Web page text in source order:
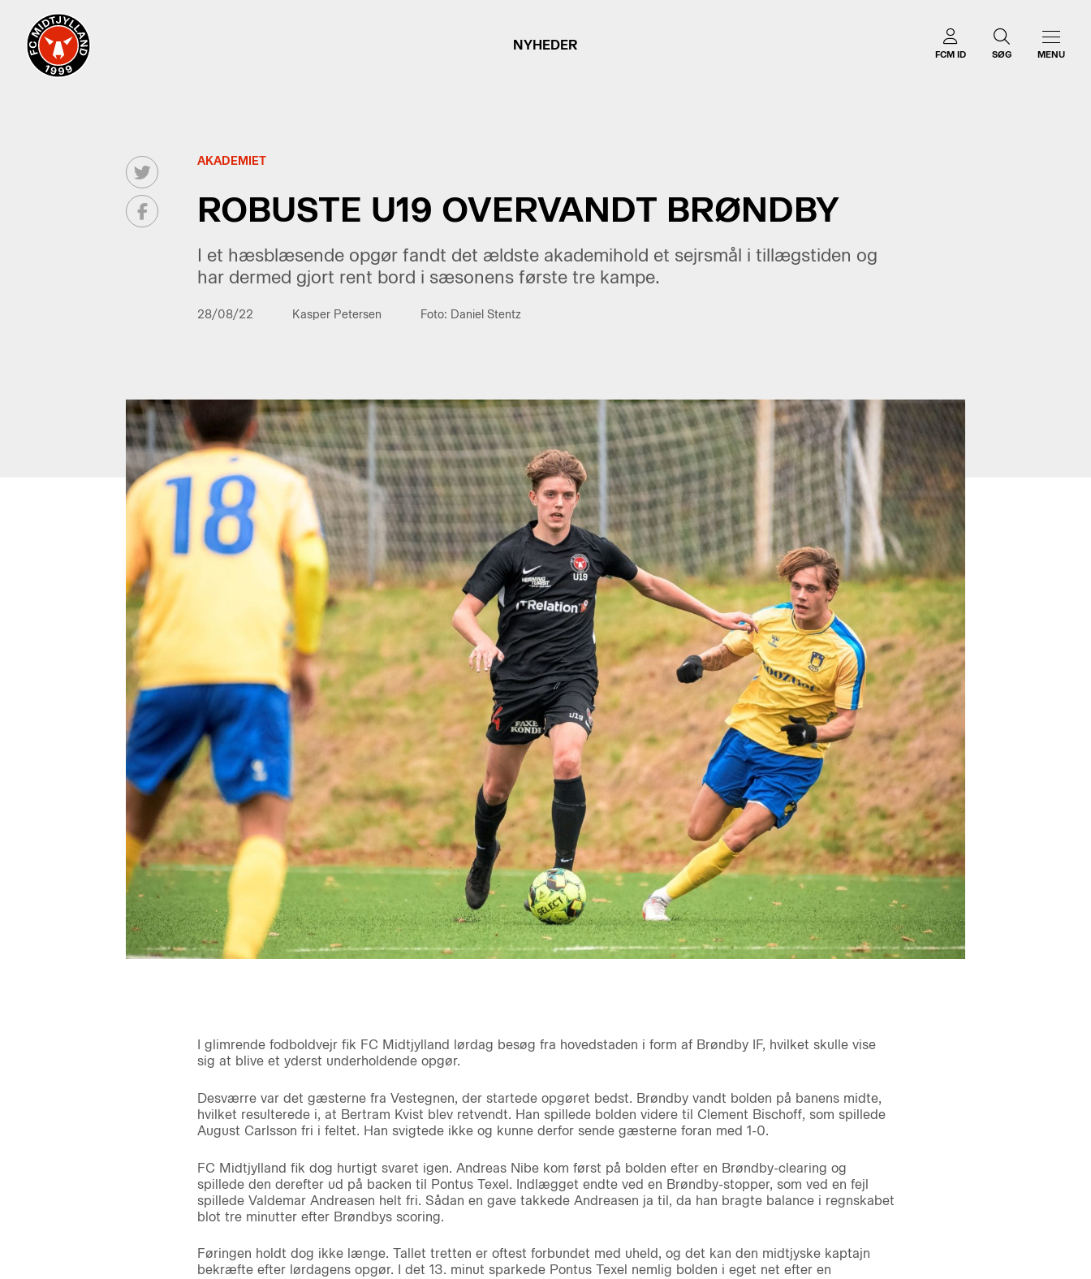
NYHEDER
FCM ID SØG MENU
AKADEMIET
ROBUSTE U19 OVERVANDT BRØNDBY
I et hæsblæsende opgør fandt det ældste akademihold et sejrsmål i tillægstiden og
har dermed gjort rent bord i sæsonens første tre kampe.
28/08/22 Kasper Petersen Foto: Daniel Stentz
I glimrende fodboldvejr fik FC Midtjylland lørdag besøg fra hovedstaden i form af Brøndby IF, hvilket skulle vise
sig at blive et yderst underholdende opgør.
Desværre var det gæsterne fra Vestegnen, der startede opgøret bedst. Brøndby vandt bolden på banens midte,
hvilket resulterede i, at Bertram Kvist blev retvendt. Han spillede bolden videre til Clement Bischoff, som spillede
August Carlsson fri i feltet. Han svigtede ikke og kunne derfor sende gæsterne foran med 1-0.
FC Midtjylland fik dog hurtigt svaret igen. Andreas Nibe kom først på bolden efter en Brøndby-clearing og
spillede den derefter ud på backen til Pontus Texel. Indlægget endte ved en Brøndby-stopper, som ved en fejl
spillede Valdemar Andreasen helt fri. Sådan en gave takkede Andreasen ja til, da han bragte balance i regnskabet
blot tre minutter efter Brøndbys scoring.
Føringen holdt dog ikke længe. Tallet tretten er oftest forbundet med uheld, og det kan den midtjyske kaptajn
bekræfte efter lørdagens opgør. I det 13. minut sparkede Pontus Texel nemlig bolden i eget net efter en